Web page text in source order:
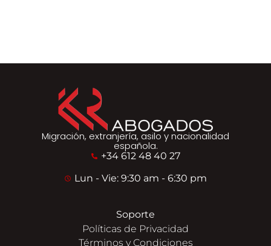
Migración, extranjería, asilo y nacionalidad
española.
+34 612 48 40 27
Lun - Vie: 9:30 am - 6:30 pm
Soporte
Políticas de Privacidad
Términos y Condiciones